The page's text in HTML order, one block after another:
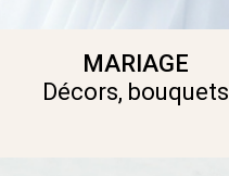
MARIAGE
Décors, bouquets